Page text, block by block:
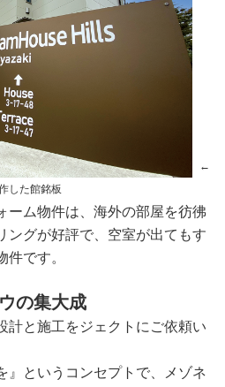
←
した館銘板
ーム物件は、海外の部屋を彷彿
ングが好評で、空室が出てもす
件です。
の集大成
計と施工をジェクトにご依頼い
』というコンセプトで、メゾネ